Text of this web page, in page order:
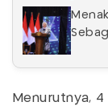
Menurutnya,